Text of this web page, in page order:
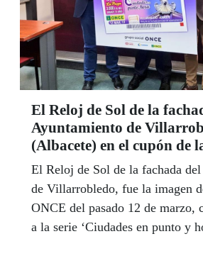
El Reloj de Sol de la
Ayuntamiento de
(Albacete) en el cupón de
El Reloj de Sol de la fachada
de Villarrobledo, fue la imagen
ONCE del pasado 12 de marzo,
a la serie ‘Ciudades en punto y